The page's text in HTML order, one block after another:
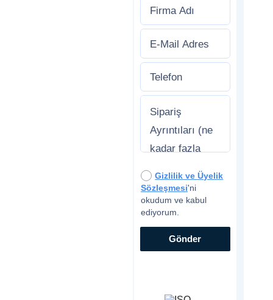
Gizlilik ve Üyelik
Sözleşmesi'ni
okudum ve kabul
ediyorum.
Gönder